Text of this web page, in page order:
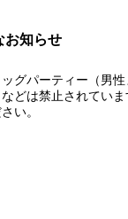
お知らせ
グパーティー（男
どは禁止されてい
い。